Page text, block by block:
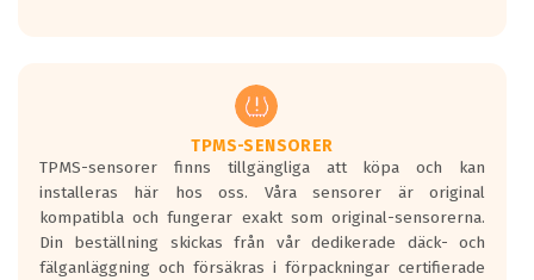
regelverket som introduceras år 2016.
Ett däck med två svarta vågor är redan
godkända för år 2016 nya regelverk.
Ett däck med en svart våg kommer vara
minst tre decibel tystare än det
regelverk som börjar gälla 2016.
TPMS-SENSORER
TPMS-sensorer finns tillgängliga att köpa och kan
installeras här hos oss. Våra sensorer är original
kompatibla och fungerar exakt som original-sensorerna.
Din beställning skickas från vår dedikerade däck- och
fälganläggning och försäkras i förpackningar certifierade